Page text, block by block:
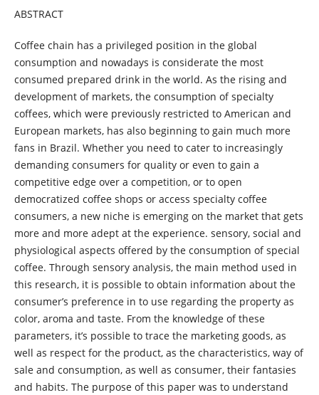
ABSTRACT
Coffee chain has a privileged position in the global
consumption and nowadays is considerate the most
consumed prepared drink in the world. As the rising and
development of markets, the consumption of specialty
coffees, which were previously restricted to American and
European markets, has also beginning to gain much more
fans in Brazil. Whether you need to cater to increasingly
demanding consumers for quality or even to gain a
competitive edge over a competition, or to open
democratized coffee shops or access specialty coffee
consumers, a new niche is emerging on the market that gets
more and more adept at the experience. sensory, social and
physiological aspects offered by the consumption of special
coffee. Through sensory analysis, the main method used in
this research, it is possible to obtain information about the
consumer’s preference in to use regarding the property as
color, aroma and taste. From the knowledge of these
parameters, it’s possible to trace the marketing goods, as
well as respect for the product, as the characteristics, way of
sale and consumption, as well as consumer, their fantasies
and habits. The purpose of this paper was to understand